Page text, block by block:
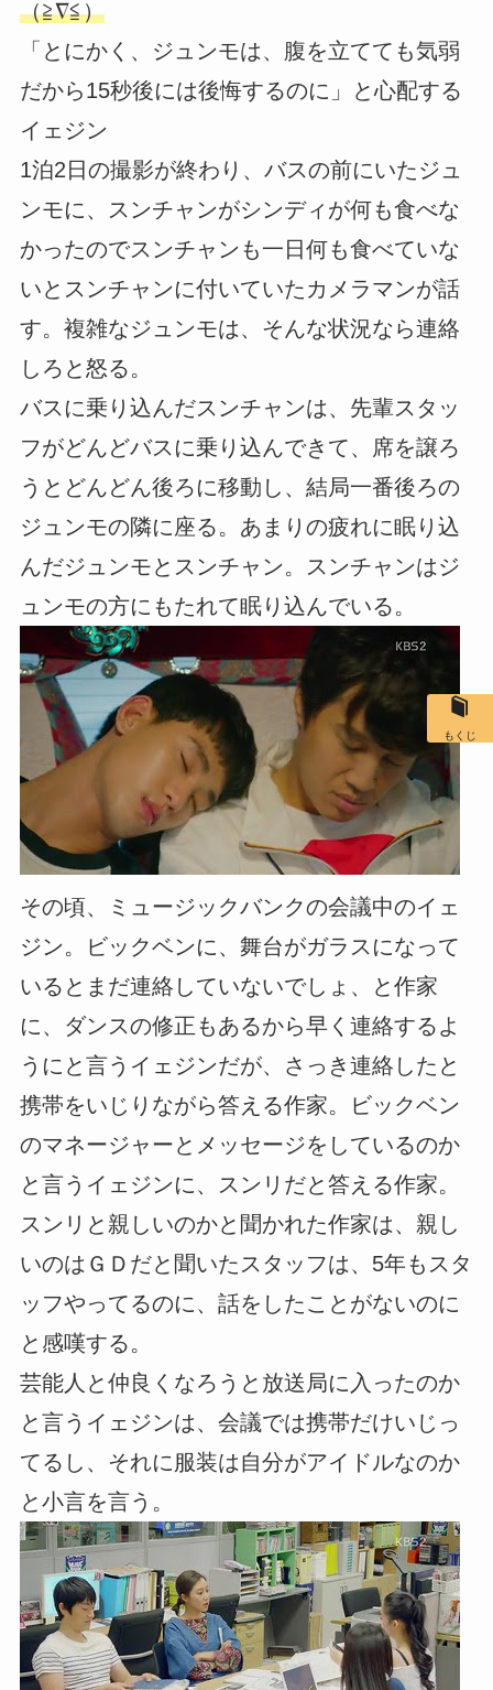
（≧∇≦）
「とにかく、ジュンモは、腹を立てても気弱
だから15秒後には後悔するのに」と心配する
イェジン
1泊2日の撮影が終わり、バスの前にいたジュ
ンモに、スンチャンがシンディが何も食べな
かったのでスンチャンも一日何も食べていな
いとスンチャンに付いていたカメラマンが話
す。複雑なジュンモは、そんな状況なら連絡
しろと怒る。
バスに乗り込んだスンチャンは、先輩スタッ
フがどんどバスに乗り込んできて、席を譲ろ
うとどんどん後ろに移動し、結局一番後ろの
ジュンモの隣に座る。あまりの疲れに眠り込
んだジュンモとスンチャン。スンチャンはジ
ュンモの方にもたれて眠り込んでいる。
その頃、ミュージックバンクの会議中のイェ
ジン。ビックベンに、舞台がガラスになって
いるとまだ連絡していないでしょ、と作家
に、ダンスの修正もあるから早く連絡するよ
うにと言うイェジンだが、さっき連絡したと
携帯をいじりながら答える作家。ビックベン
のマネージャーとメッセージをしているのか
と言うイェジンに、スンリだと答える作家。
スンリと親しいのかと聞かれた作家は、親し
いのはＧＤだと聞いたスタッフは、5年もスタ
ッフやってるのに、話をしたことがないのに
と感嘆する。
芸能人と仲良くなろうと放送局に入ったのか
と言うイェジンは、会議では携帯だけいじっ
てるし、それに服装は自分がアイドルなのか
と小言を言う。
もくじ